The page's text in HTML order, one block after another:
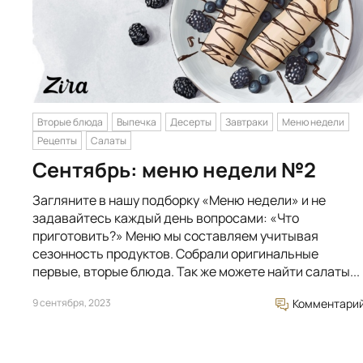
Вторые блюда Выпечка Десерты Завтраки
Меню недели
Рецепты
Салаты
Сентябрь: меню недели №2
Загляните в нашу подборку «Меню недели» и не
задавайтесь каждый день вопросами: «Что
приготовить?» Меню мы составляем учитывая
сезонность продуктов. Собрали оригинальные
первые, вторые блюда. Так же можете найти салаты...
9 сентября, 2023